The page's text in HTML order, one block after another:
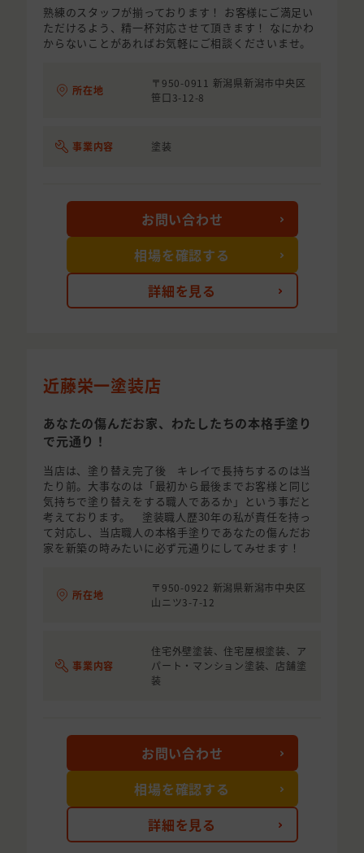
熟練のスタッフが揃っております！ お客様にご満足い
ただけるよう、精一杯対応させて頂きます！ なにかわ
からないことがあればお気軽にご相談くださいませ。
所在地
〒950-0911 新潟県新潟市中央区
笹口3-12-8
事業内容 塗装
詳細を見る
お問い合わせ
相場を確認する
近藤栄一塗装店
あなたの傷んだお家、わたしたちの本格手塗り
で元通り！
当店は、塗り替え完了後 キレイで長持ちするのは当
たり前。大事なのは「最初から最後までお客様と同じ
気持ちで塗り替えをする職人であるか」という事だと
考えております。 塗装職人歴30年の私が責任を持っ
て対応し、当店職人の本格手塗りであなたの傷んだお
家を新築の時みたいに必ず元通りにしてみせます！
所在地
〒950-0922 新潟県新潟市中央区
山ニツ3-7-12
事業内容
住宅外壁塗装、住宅屋根塗装、ア
パート・マンション塗装、店舗塗
装
詳細を見る
お問い合わせ
相場を確認する